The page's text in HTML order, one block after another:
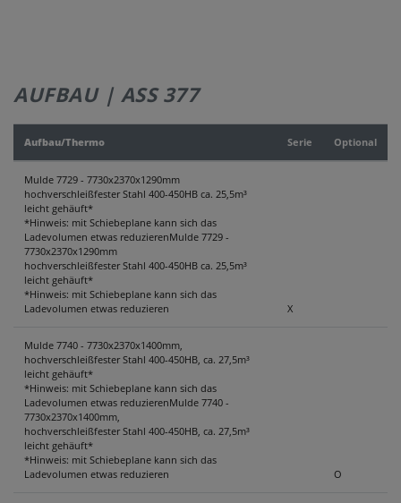
SERVICES
UNTERNEHMEN
KONTAKT
AUFBAU | ASS 377
Aufbau/Thermo Serie Optional
Mulde 7729 - 7730x2370x1290mm
hochverschleißfester Stahl 400-450HB ca. 25,5m³
leicht gehäuft*
*Hinweis: mit Schiebeplane kann sich das
Ladevolumen etwas reduzierenMulde 7729 -
7730x2370x1290mm
hochverschleißfester Stahl 400-450HB ca. 25,5m³
leicht gehäuft*
*Hinweis: mit Schiebeplane kann sich das
Ladevolumen etwas reduzieren
X
Mulde 7740 - 7730x2370x1400mm,
hochverschleißfester Stahl 400-450HB, ca. 27,5m³
leicht gehäuft*
*Hinweis: mit Schiebeplane kann sich das
Ladevolumen etwas reduzierenMulde 7740 -
7730x2370x1400mm,
hochverschleißfester Stahl 400-450HB, ca. 27,5m³
leicht gehäuft*
*Hinweis: mit Schiebeplane kann sich das
Ladevolumen etwas reduzieren
O